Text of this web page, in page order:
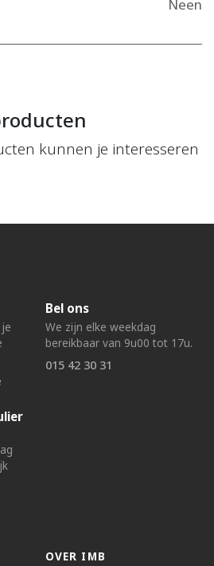
Neen
kunnen je interesseren
Bel ons
We zijn elke weekdag
bereikbaar van 9u00 tot 17u.
015 42 30 31
OVER IMB